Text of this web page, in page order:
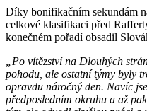
Díky bonifikačním sekundám
celkové klasifikaci před
konečném pořadí obsadil
„Po vítězství na Dlouhých
pohodu, ale ostatní týmy byly
opravdu náročný den. Navíc
předposledním okruhu a až